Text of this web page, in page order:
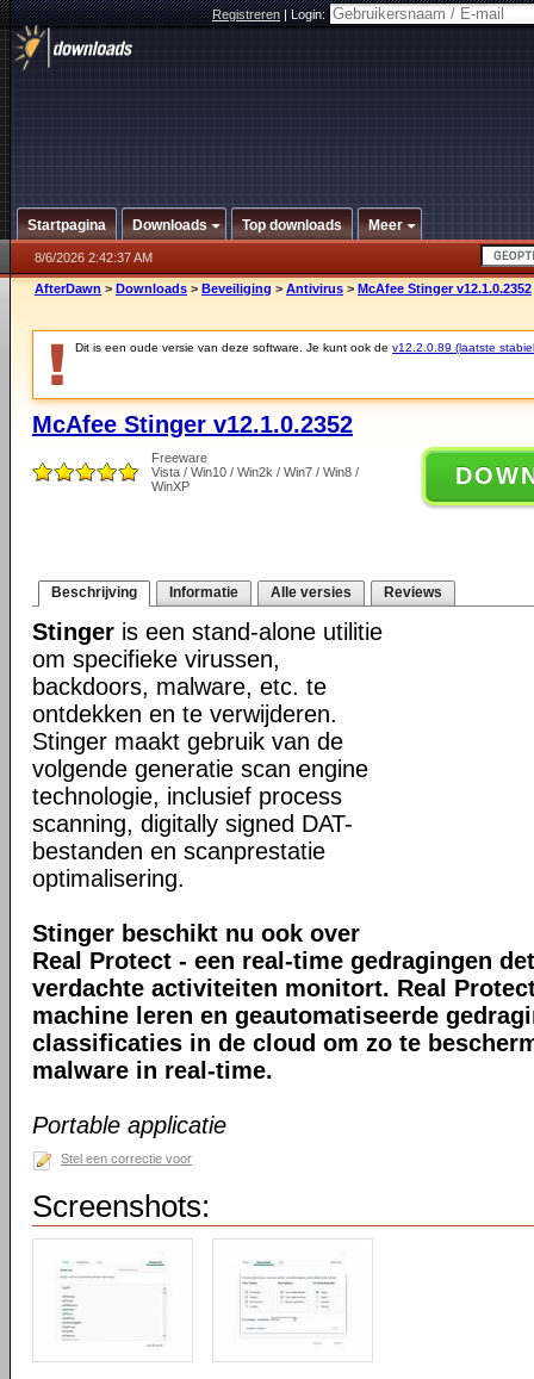
Registreren|Login:
Startpagina Downloads Top downloads Meer
8/6/2026 2:42:37 AM
AfterDawn > Downloads > Beveiliging > Antivirus > McAfee Stinger v12.1.0.2352
Dit is een oude versie van deze software. Je kunt ook de v12.2.0.89 (laatste
McAfee Stinger v12.1.0.2352
Freeware
Vista / Win10 / Win2k / Win7 / Win8 /
WinXP
Beschrijving Informatie Alle versies Reviews
Stinger is een stand-alone utilitie
om specifieke virussen,
backdoors, malware, etc. te
ontdekken en te verwijderen.
Stinger maakt gebruik van de
volgende generatie scan engine
technologie, inclusief process
scanning, digitally signed DAT-
bestanden en scanprestatie
optimalisering.
Stinger beschikt nu ook over
Real Protect - een real-time gedragingen
verdachte activiteiten monitort. Real
machine leren en geautomatiseerde
classificaties in de cloud om zo te
malware in real-time.
Portable applicatie
Stel een correctie voor
Screenshots: